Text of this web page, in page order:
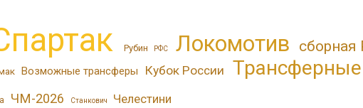
Рубин РФС Локомотив сборная
Возможные трансферы Кубок России Трансферные
ЧМ-2026 Станкович Челестини